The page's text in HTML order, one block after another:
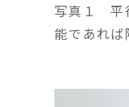
写真１ 平
能であれば